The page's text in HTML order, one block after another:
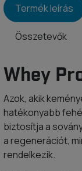
Termék leírás
Összetevők
Whey
Azok, akik
hatékonyabb
biztosítja a
a regenerációt,
rendelkezik.